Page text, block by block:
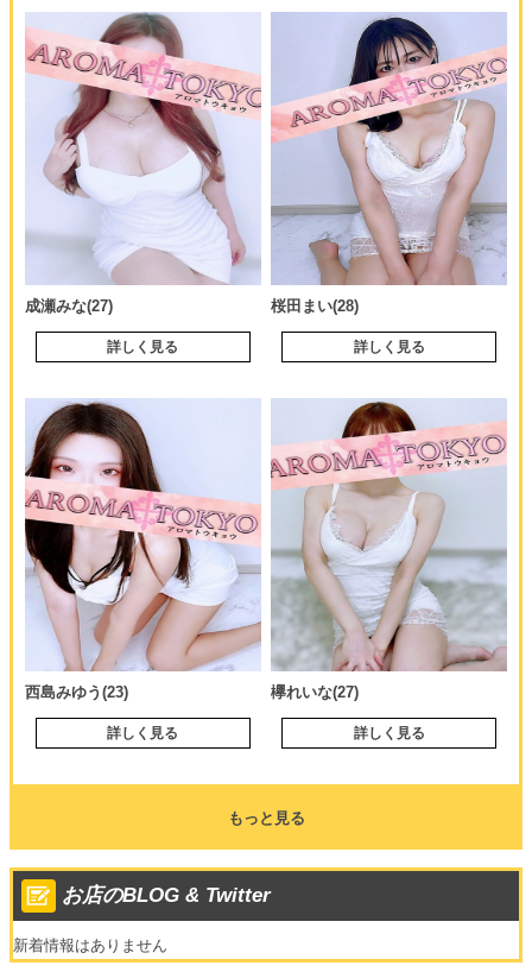
成瀬みな(27)
詳しく見る
桜田まい(28)
詳しく見る
西島みゆう(23)
詳しく見る
欅れいな(27)
詳しく見る
もっと見る
お店のBLOG & Twitter
新着情報はありません